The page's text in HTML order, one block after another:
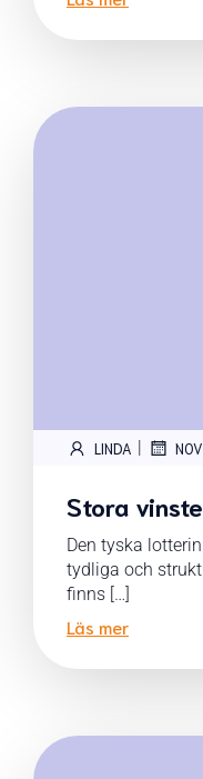
LINDA |
Stora
Den tyska
tydliga och
finns […]
Läs mer